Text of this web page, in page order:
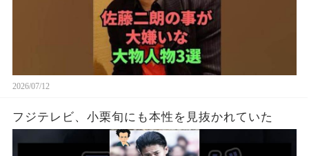
2026/07/12
フジテレビ、小栗旬にも本性を見抜かれていた